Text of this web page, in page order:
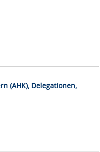
(AHK), Delegationen,